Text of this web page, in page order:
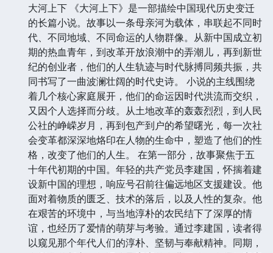
大河上下 《大河上下》是一部描绘中国现代历史变迁
的长篇小说。故事以一条母亲河为载体，串联起不同时
代、不同地域、不同命运的人物群像。从新中国成立初
期的热血青年，到改革开放浪潮中的弄潮儿，再到新世
纪的创业者，他们的人生轨迹与时代脉搏同频共振，共
同书写了一曲波澜壮阔的时代史诗。 小说的主线围绕
着几个核心家庭展开，他们的命运因时代洪流而交织，
又因个人选择而分歧。从土地改革的轰轰烈烈，到人民
公社的峥嵘岁月，再到包产到户的希望曙光，每一次社
会变革都深深地烙印在人物的生命中，塑造了他们的性
格，改变了他们的人生。 在第一部分，故事聚焦于五
十年代初期的中国。年轻的共产党员李建国，怀揣着建
设新中国的理想，响应号召前往偏远地区支援建设。他
面对着物质的匮乏、技术的落后，以及人性的复杂。他
在艰苦的环境中，与当地淳朴的农民结下了深厚的情
谊，也经历了爱情的萌芽与考验。通过李建国，读者得
以窥见那个年代人们的淳朴、坚韧与奉献精神。同期，